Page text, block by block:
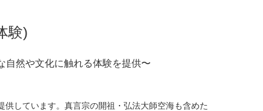
験)
然や文化に触れる体験を提供〜
しています。真言宗の開祖・弘法大師空海も含めた